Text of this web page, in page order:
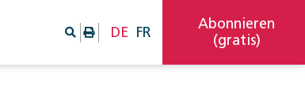
DE FR
Abonnieren
(gratis)